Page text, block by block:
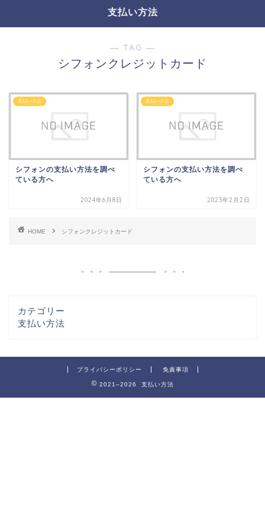
支払い方法
― TAG ―
シフォンクレジットカード
支払い方法
シフォンの支払い方法を調べ
ている方へ
2024年6月8日
支払い方法
シフォンの支払い方法を調べ
ている方へ
2023年2月2日
HOME シフォンクレジットカード
カテゴリー
支払い方法
プライバシーポリシー 免責事項
2021–2026 支払い方法